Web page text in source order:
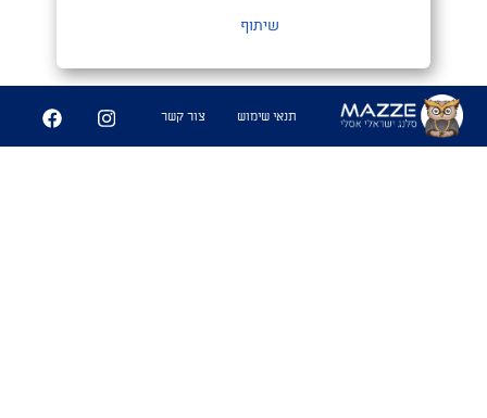
שיתוף
תנאי שימוש צור קשר